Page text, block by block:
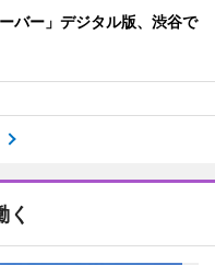
バー」デジタル版、渋谷で
く